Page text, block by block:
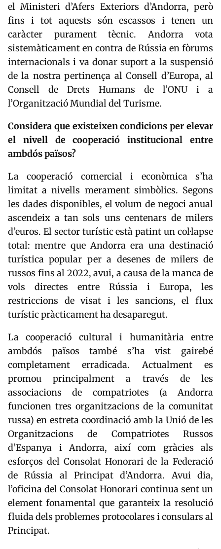
el Ministeri d’Afers Exteriors d’Andorra, però
fins i tot aquests són escassos i tenen un
caràcter purament tècnic. Andorra vota
sistemàticament en contra de Rússia en fòrums
internacionals i va donar suport a la suspensió
de la nostra pertinença al Consell d’Europa, al
Consell de Drets Humans de l’ONU i a
l’Organització Mundial del Turisme.
Considera que existeixen condicions per elevar
el nivell de cooperació institucional entre
ambdós països?
La cooperació comercial i econòmica s’ha
limitat a nivells merament simbòlics. Segons
les dades disponibles, el volum de negoci anual
ascendeix a tan sols uns centenars de milers
d’euros. El sector turístic està patint un col·lapse
total: mentre que Andorra era una destinació
turística popular per a desenes de milers de
russos fins al 2022, avui, a causa de la manca de
vols directes entre Rússia i Europa, les
restriccions de visat i les sancions, el flux
turístic pràcticament ha desaparegut.
La cooperació cultural i humanitària entre
ambdós països també s’ha vist gairebé
completament erradicada. Actualment es
promou principalment a través de les
associacions de compatriotes (a Andorra
funcionen tres organitzacions de la comunitat
russa) en estreta coordinació amb la Unió de les
Organitzacions de Compatriotes Russos
d’Espanya i Andorra, així com gràcies als
esforços del Consolat Honorari de la Federació
de Rússia al Principat d’Andorra. Avui dia,
l’oficina del Consolat Honorari continua sent un
element fonamental que garanteix la resolució
fluida dels problemes protocolares i consulars al
Principat.